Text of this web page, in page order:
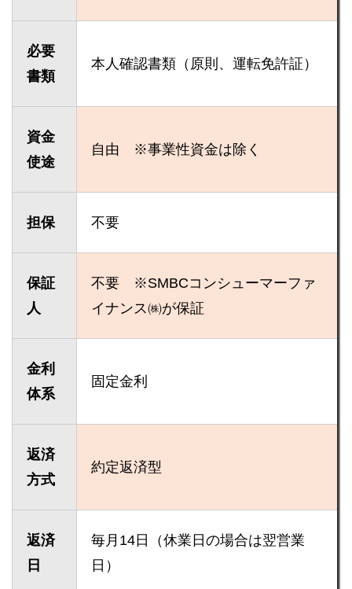
必要
書類
本人確認書類（原則、運転免許証）
資金
使途
自由 ※事業性資金は除く
担保 不要
保証
人
不要 ※SMBCコンシューマーファ
イナンス㈱が保証
金利
体系
固定金利
返済
方式
約定返済型
返済
日
毎月14日（休業日の場合は翌営業
日）